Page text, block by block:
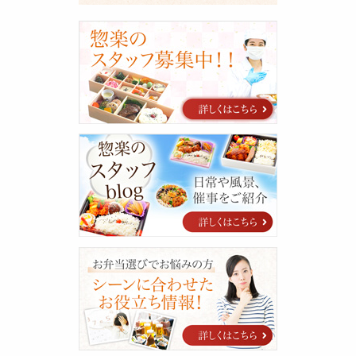
用
す
る
ご
案
内
惣
楽
の
ス
タ
ッ
フ
blog
ー
合
わ
せ